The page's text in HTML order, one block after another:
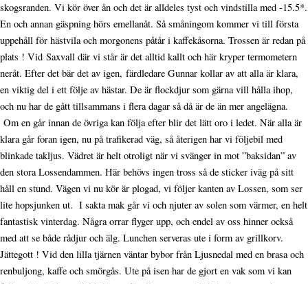
skogsranden. Vi kör över ån och det är alldeles tyst och vindstilla med -15.5*.
En och annan gäspning hörs emellanåt. Så småningom kommer vi till första
uppehåll för hästvila och morgonens påtår i kaffekåsorna. Trossen är redan på
plats ! Vid Saxvall där vi står är det alltid kallt och här kryper termometern
neråt. Efter det bär det av igen, färdledare Gunnar kollar av att alla är klara,
en viktig del i ett följe av hästar. De är flockdjur som gärna vill hålla ihop,
och nu har de gått tillsammans i flera dagar så då är de än mer angelägna.
Om en går innan de övriga kan följa efter blir det lätt oro i ledet. När alla är
klara går foran igen, nu på trafikerad väg, så återigen har vi följebil med
blinkade takljus. Vädret är helt otroligt när vi svänger in mot ”baksidan” av
den stora Lossendammen. Här behövs ingen tross så de sticker iväg på sitt
håll en stund. Vägen vi nu kör är plogad, vi följer kanten av Lossen, som ser
lite hopsjunken ut. I sakta mak går vi och njuter av solen som värmer, en helt
fantastisk vinterdag. Några orrar flyger upp, och endel av oss hinner också
med att se både rådjur och älg. Lunchen serveras ute i form av grillkorv.
Jättegott ! Vid den lilla tjärnen väntar bybor från Ljusnedal med en brasa och
renbuljong, kaffe och smörgås. Ute på isen har de gjort en vak som vi kan